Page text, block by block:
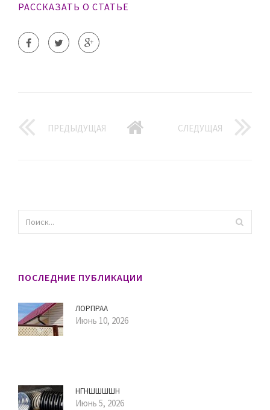
РАССКАЗАТЬ О СТАТЬЕ
ПРЕДЫДУЩАЯ СЛЕДУЩАЯ
ПОСЛЕДНИЕ ПУБЛИКАЦИИ
ЛОРПРАА
Июнь 10, 2026
НГНШШШШН
Июнь 5, 2026